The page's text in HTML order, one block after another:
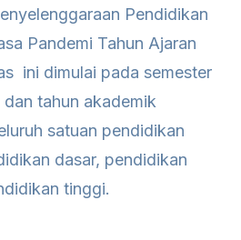
Pendidikan
Pandemi Tahun Ajaran
ini dimulai pada semester
tahun akademik
satuan pendidikan
dasar, pendidikan
tinggi.